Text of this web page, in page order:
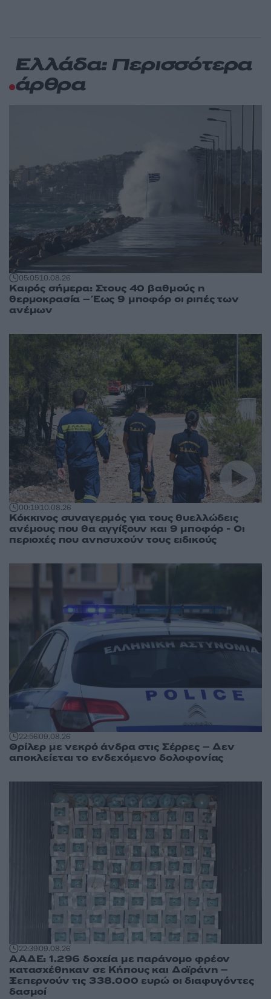
Ελλάδα: Περισσότερα
άρθρα
05:0510.08.26
Καιρός σήμερα: Στους 40 βαθμούς η
θερμοκρασία – Έως 9 μποφόρ οι ριπές των
ανέμων
00:1910.08.26
Κόκκινος συναγερμός για τους θυελλώδεις
ανέμους που θα αγγίξουν και 9 μποφόρ - Οι
περιοχές που ανησυχούν τους ειδικούς
22:5609.08.26
Θρίλερ με νεκρό άνδρα στις Σέρρες – Δεν
αποκλείεται το ενδεχόμενο δολοφονίας
22:3909.08.26
ΑΑΔΕ: 1.296 δοχεία με παράνομο φρέον
κατασχέθηκαν σε Κήπους και Δοϊράνη –
Ξεπερνούν τις 338.000 ευρώ οι διαφυγόντες
δασμοί